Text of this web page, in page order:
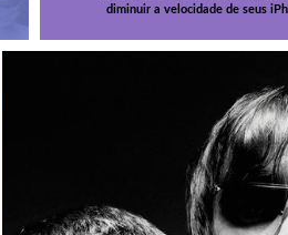
diminuir a velocidade de seus